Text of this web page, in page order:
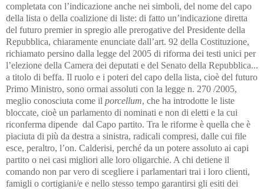
completata con l’indicazione anche nei simboli, del nome del capo
della lista o della coalizione di liste: di fatto un’indicazione diretta
del futuro premier in spregio alle prerogative del Presidente della
Repubblica, chiaramente enunciate dall’art. 92 della Costituzione,
richiamato persino dalla legge del 2005 di riforma dei testi unici per
l’elezione della Camera dei deputati e del Senato della Repubblica...
a titolo di beffa. Il ruolo e i poteri del capo della lista, cioè del futuro
Primo Ministro, sono ormai assoluti con la legge n. 270 /2005,
meglio conosciuta come il porcellum, che ha introdotte le liste
bloccate, cioè un parlamento di nominati e non di eletti e la cui
riconferma dipende dal Capo partito. Tra le riforme è quella che è
piaciuta di più da destra a sinistra, radicali compresi, dalle cui file
esce, peraltro, l’on. Calderisi, perché da un potere assoluto ai capi
partito o nei casi migliori alle loro oligarchie. A chi detiene il
comando non par vero di scegliere i parlamentari trai i loro clienti,
famigli o cortigiani/e e nello stesso tempo garantirsi gli esiti dei